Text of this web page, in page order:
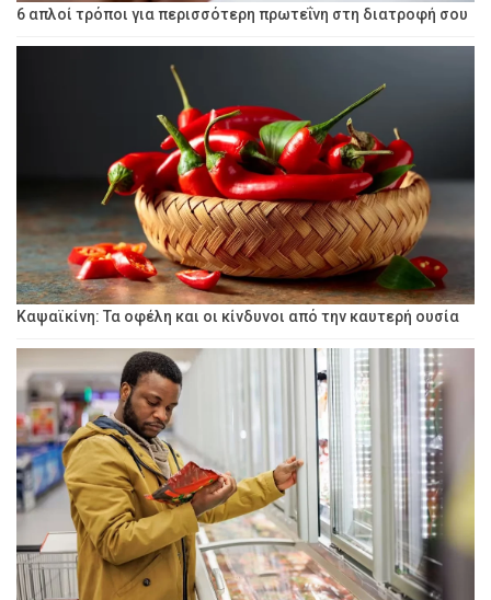
6 απλοί τρόποι για περισσότερη πρωτεΐνη στη διατροφή σου
Καψαϊκίνη: Τα οφέλη και οι κίνδυνοι από την καυτερή ουσία